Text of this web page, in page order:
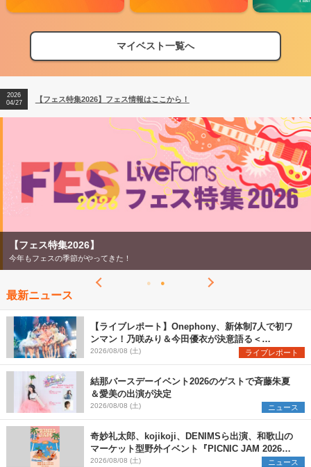
マイベスト一覧へ
【フェス特集2026】フェス情報はここから！
【ライブ動員ランキング】2026年上半期編発表！
2026
04/27
【フェス特集2026】フェス情報はここから！
2026
【ライブ動員ランキング】2026年上半期編発表！
【フェス特集2026】
今年もフェスの季節がやってきた！
最新ニュース
【ライブレポート】Onephony、新体制7人で初ワ
ンマン！乃咲みり＆今田優衣が決意語る＜
Onephony新体制1st Oneman Live はじまりの夏
＞
2026/08/08 (土) ライブレポート
結那バースデーイベント2026のゲストで斉藤朱夏
＆愛美の出演が決定
2026/08/08 (土) ニュース
奇妙礼太郎、kojikoji、DENIMSら出演、和歌山の
マーケット型野外イベント『PICNIC JAM 2026』
早割チケット発売開始
2026/08/08 (土) ニュース